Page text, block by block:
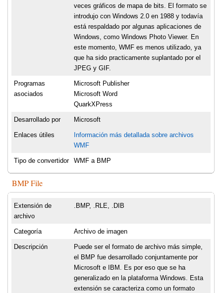
veces gráficos de mapa de bits. El formato se
introdujo con Windows 2.0 en 1988 y todavía
está respaldado por algunas aplicaciones de
Windows, como Windows Photo Viewer. En
este momento, WMF es menos utilizado, ya
que ha sido practicamente suplantado por el
JPEG y GIF.
Programas
asociados
Microsoft Publisher
Microsoft Word
QuarkXPress
Desarrollado por Microsoft
Enlaces útiles
Información más detallada sobre archivos
WMF
Tipo de convertidor WMF a BMP
BMP File
Extensión de
archivo
.BMP, .RLE, .DIB
Categoría Archivo de imagen
Descripción
Puede ser el formato de archivo más simple,
el BMP fue desarrollado conjuntamente por
Microsoft e IBM. Es por eso que se ha
generalizado en la plataforma Windows. Esta
extensión se caracteriza como un formato